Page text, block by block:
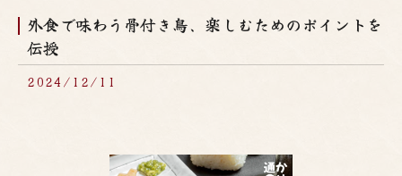
外食で味わう骨付き鳥、楽しむためのポイントを
伝授
2024/12/11